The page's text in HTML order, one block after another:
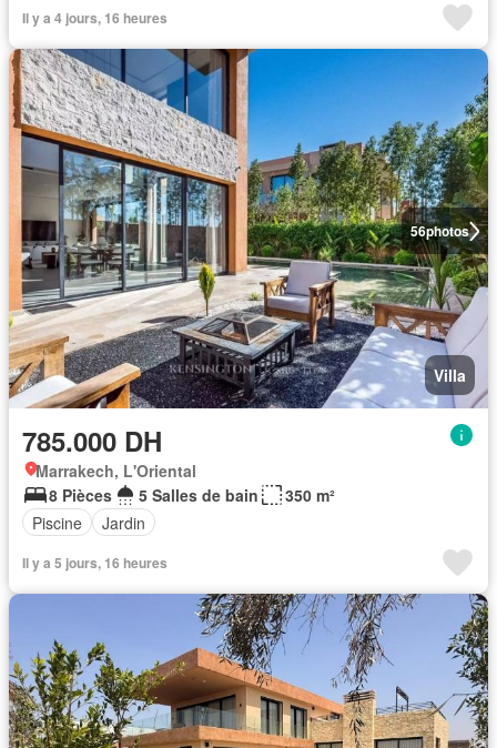
Il y a 4 jours, 16 heures
56photos
Villa
785.000 DH
Marrakech, L'Oriental
8 Pièces
5 Salles de bain
350 m²
Piscine
Jardin
Il y a 5 jours, 16 heures